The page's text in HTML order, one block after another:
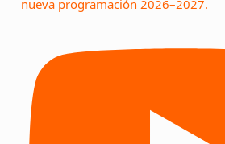
nueva programación 2026–2027.